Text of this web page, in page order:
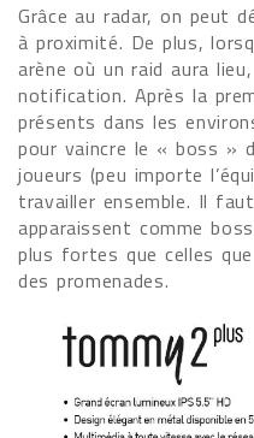
Grâce au radar, on peut
à proximité. De plus,
arène où un raid aura
notification. Après la
présents dans les
pour vaincre le « boss »
joueurs (peu importe
travailler ensemble. Il
apparaissent comme
plus fortes que celles
des promenades.